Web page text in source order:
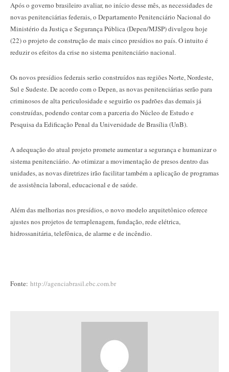
Após o governo brasileiro avaliar, no início desse mês, as necessidades de
novas penitenciárias federais, o Departamento Penitenciário Nacional do
Ministério da Justiça e Segurança Pública (Depen/MJSP) divulgou hoje
(22) o projeto de construção de mais cinco presídios no país. O intuito é
reduzir os efeitos da crise no sistema penitenciário nacional.
Os novos presídios federais serão construídos nas regiões Norte, Nordeste,
Sul e Sudeste. De acordo com o Depen, as novas penitenciárias serão para
criminosos de alta periculosidade e seguirão os padrões das demais já
construídas, podendo contar com a parceria do Núcleo de Estudo e
Pesquisa da Edificação Penal da Universidade de Brasília (UnB).
A adequação do atual projeto promete aumentar a segurança e humanizar o
sistema penitenciário. Ao otimizar a movimentação de presos dentro das
unidades, as novas diretrizes irão facilitar também a aplicação de programas
de assistência laboral, educacional e de saúde.
Além das melhorias nos presídios, o novo modelo arquitetônico oferece
ajustes nos projetos de terraplenagem, fundação, rede elétrica,
hidrossanitária, telefônica, de alarme e de incêndio.
Fonte: http://agenciabrasil.ebc.com.br